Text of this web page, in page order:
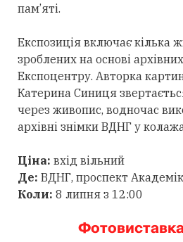
пам’яті.
Експозиція включає кілька
зроблених на основі
Експоцентру. Авторка
Катерина Синиця
через живопис, водночас
архівні знімки ВДНГ у
Ціна: вхід вільний
Де: ВДНГ, проспект
Коли: 8 липня з 12:00